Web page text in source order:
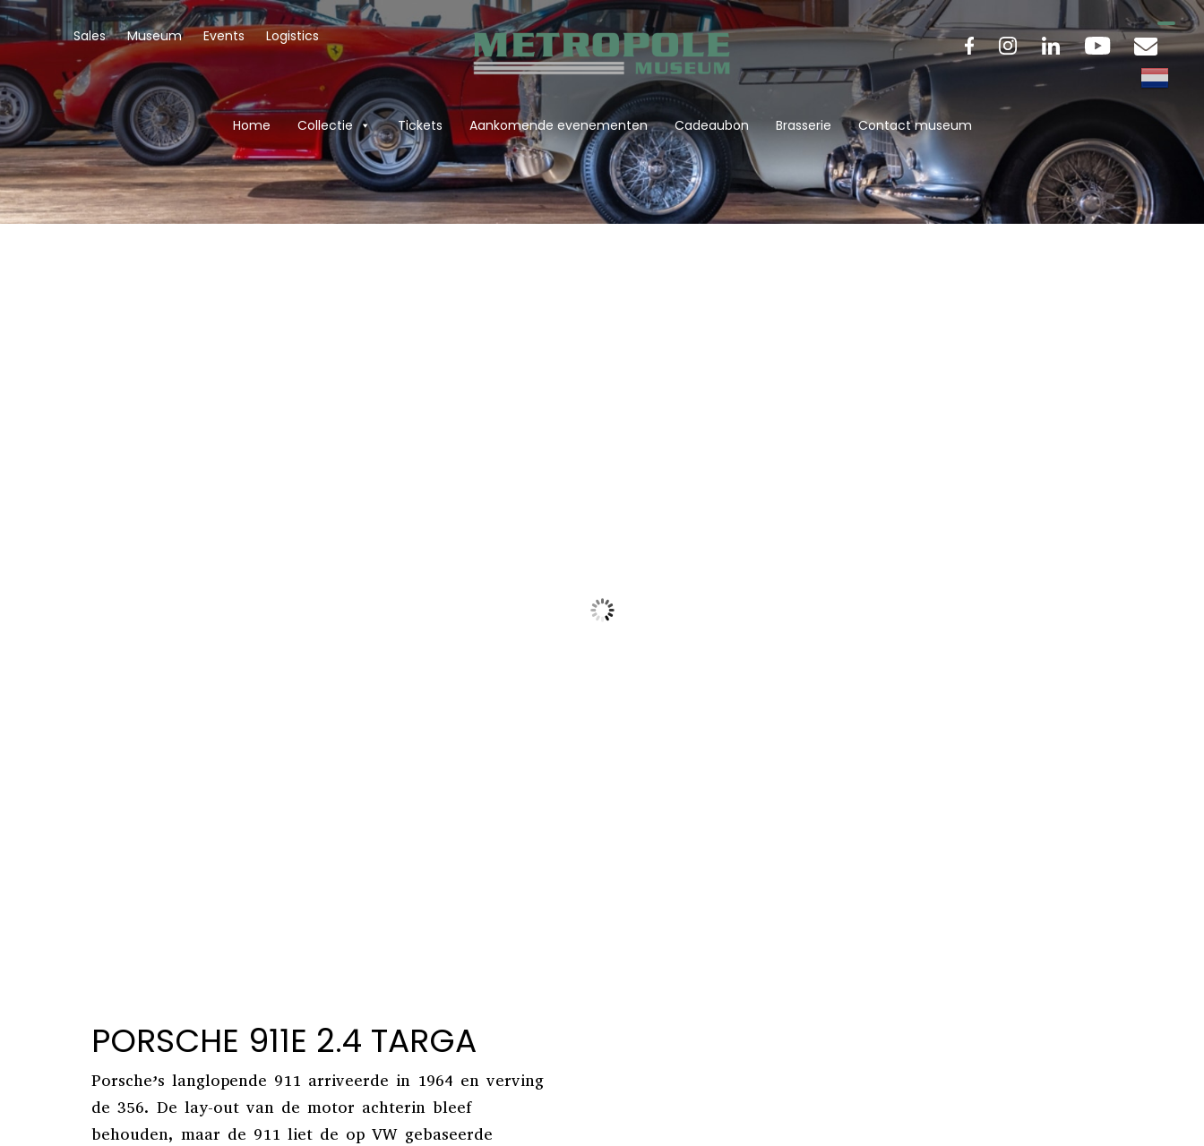
Sales Museum Events Logistics
Home Collectie Tickets Aankomende evenementen Cadeaubon Brasserie Contact museum
PORSCHE 911E 2.4 TARGA
Porsche’s langlopende 911 arriveerde in 1964 en verving
de 356. De lay-out van de motor achterin bleef
behouden, maar de 911 liet de op VW gebaseerde